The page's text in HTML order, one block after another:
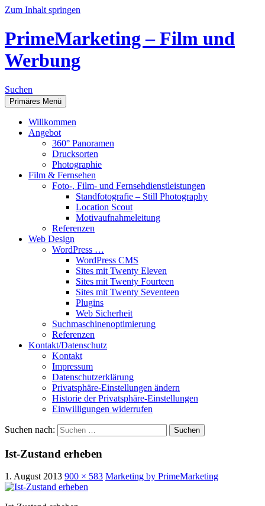
Zum Inhalt springen
PrimeMarketing – Film und
Werbung
Suchen
Primäres Menü
Willkommen
Angebot
360° Panoramen
Drucksorten
Photographie
Film & Fernsehen
Foto-, Film- und Fernsehdienstleistungen
Standfotografie – Still Photography
Location Scout
Motivaufnahmeleitung
Referenzen
Web Design
WordPress …
WordPress CMS
Sites mit Twenty Eleven
Sites mit Twenty Fourteen
Sites mit Twenty Seventeen
Plugins
Web Sicherheit
Suchmaschinenoptimierung
Referenzen
Kontakt/Datenschutz
Kontakt
Impressum
Datenschutzerklärung
Privatsphäre-Einstellungen ändern
Historie der Privatsphäre-Einstellungen
Einwilligungen widerrufen
Suchen nach:
Ist-Zustand erheben
1. August 2013 900 × 583 Marketing by PrimeMarketing